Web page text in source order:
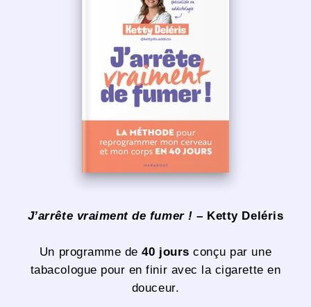
J’arrête vraiment de fumer ! – Ketty Deléris
Un programme de40 jours conçu par une
tabacologue pour en finir avec la cigarette en
douceur.